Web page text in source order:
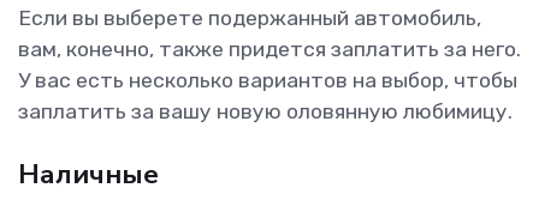
Если вы выберете подержанный автомобиль,
вам, конечно, также придется заплатить за него.
У вас есть несколько вариантов на выбор, чтобы
заплатить за вашу новую оловянную любимицу.
Наличные